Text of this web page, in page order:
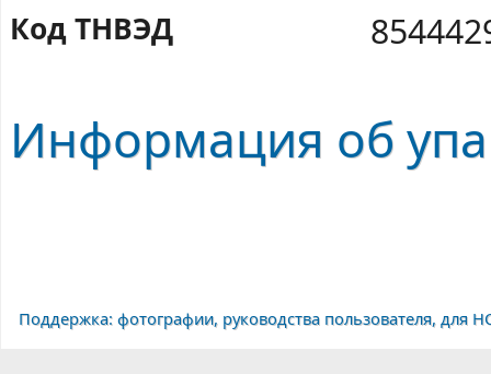
Код ТНВЭД
Информация об
Поддержка: фотографии, руководства пользователя, для